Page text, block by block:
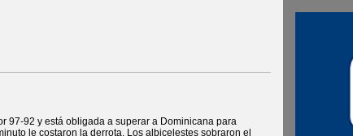
97-92 y está obligada a superar a Dominicana para
le costaron la derrota. Los albicelestes sobraron el